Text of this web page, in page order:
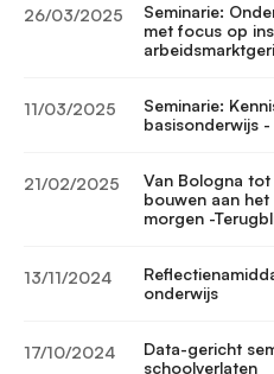
26/03/2025
Seminarie:
met focus op
11/03/2025
Seminarie:
basisonderwijs -
21/02/2025
Van Bologna tot
bouwen aan
morgen -
13/11/2024
onderwijs
17/10/2024
Data-gericht
schoolverlaten